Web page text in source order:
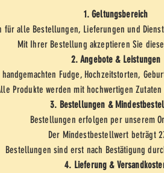
1. Geltungsbereich
für alle Bestellungen, Lieferungen und
Mit Ihrer Bestellung akzeptieren Sie
2. Angebote & Leistungen
Fudge, Hochzeitstorten,
Produkte werden mit hochwertigen
3. Bestellungen &
Bestellungen erfolgen per unserem
Der Mindestbestellwert beträgt
Bestellungen sind erst nach Bestätigung
4. Lieferung &